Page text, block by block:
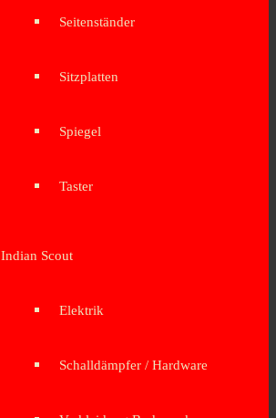
Seitenständer
Sitzplatten
Spiegel
Taster
Indian Scout
Elektrik
Schalldämpfer / Hardware